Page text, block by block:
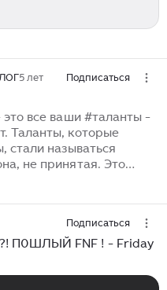
5 лет Подписаться
все ваши #таланты -
Таланты, которые
стали называться
не принятая. Это
вас (которые вам,
же собственное и
Подписаться
FNF ! - Friday